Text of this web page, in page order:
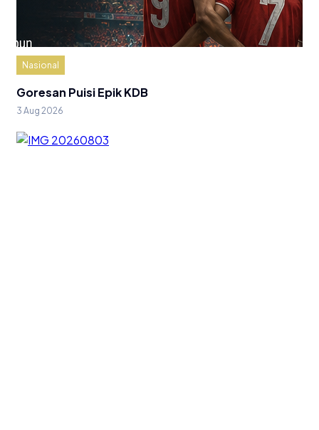
Nasional
Goresan Puisi Epik KDB
3 Aug 2026